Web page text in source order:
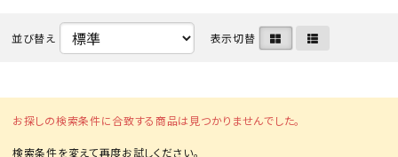
ログイン 会員登録
初めての方へ
ご利用ガイド
並び替え 表示切替
お探しの検索条件に合致する商品は見つかりませんでした。